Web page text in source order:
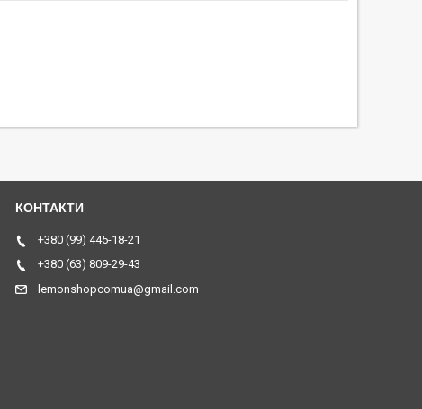
+380 (99) 445-18-21
+380 (63) 809-29-43
lemonshopcomua@gmail.com